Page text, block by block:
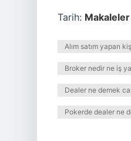
Tarih: Makaleler
Alım satım yapan
Broker nedir ne iş
Dealer ne demek
Pokerde dealer ne